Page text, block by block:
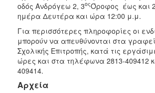
ΤΟΠΟΣ
ΠΟΛΙΤΙΣΜΟΣ
ΑΝΘΕΚΤΙΚΗ
ΠΟΛΗ
οδός Ανδρόγεω 2, 3οςΌροφος έως και
ημέρα Δευτέρα και ώρα 12:00 μ.μ.
Για περισσότερες πληροφορίες οι
μπορούν να απευθύνονται στα
Σχολικής Επιτροπής, κατά τις
ώρες και στα τηλέφωνα 2813-409412
409414.
Αρχεία